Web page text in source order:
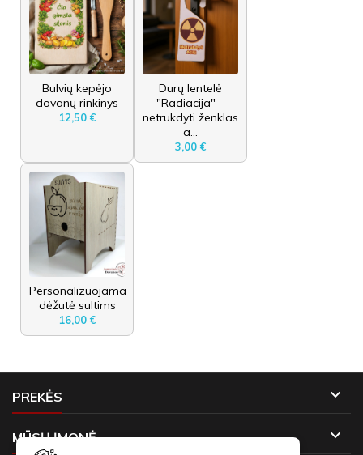
Bulvių kepėjo
dovanų rinkinys
12,50 €
Durų lentelė
"Radiacija" –
netrukdyti ženklas
a...
3,00 €
Personalizuojama
dėžutė sultims
16,00 €
PREKĖS 
MŪSŲ ĮMONĖ 